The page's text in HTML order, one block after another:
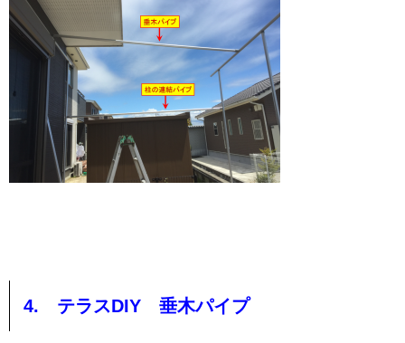
4. テラスDIY 垂木パイプ